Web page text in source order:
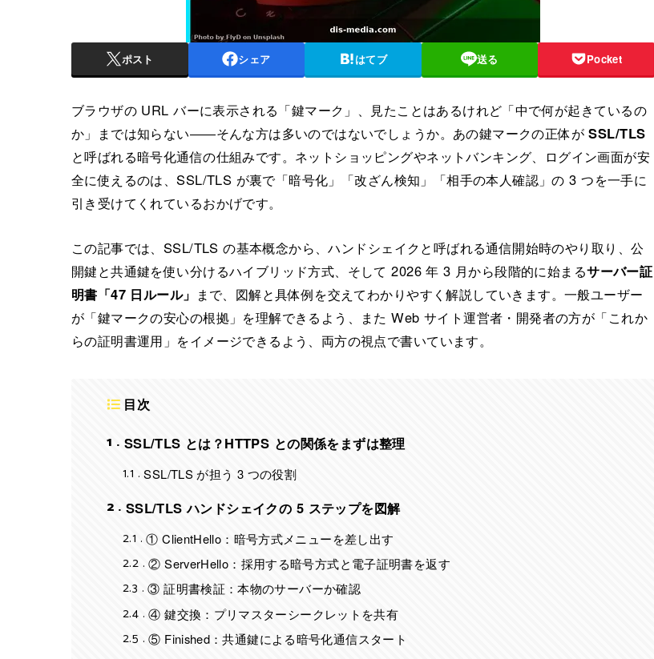
ポスト シェア はてブ 送る Pocket
ブラウザの URL バーに表示される「鍵マーク」、見たことはあるけれど「中で何が起きているの
か」までは知らない――そんな方は多いのではないでしょうか。あの鍵マークの正体がSSL/TLS
と呼ばれる暗号化通信の仕組みです。ネットショッピングやネットバンキング、ログイン画面が安
全に使えるのは、SSL/TLS が裏で「暗号化」「改ざん検知」「相手の本人確認」の 3 つを一手に
引き受けてくれているおかげです。
この記事では、SSL/TLS の基本概念から、ハンドシェイクと呼ばれる通信開始時のやり取り、公
開鍵と共通鍵を使い分けるハイブリッド方式、そして 2026 年 3 月から段階的に始まるサーバー証
明書「47 日ルール」 まで、図解と具体例を交えてわかりやすく解説していきます。一般ユーザー
が「鍵マークの安心の根拠」を理解できるよう、また Web サイト運営者・開発者の方が「これか
らの証明書運用」をイメージできるよう、両方の視点で書いています。
目次
1
SSL/TLS とは？HTTPS との関係をまずは整理
1.1
SSL/TLS が担う 3 つの役割
2
SSL/TLS ハンドシェイクの 5 ステップを図解
2.1
① ClientHello：暗号方式メニューを差し出す
2.2 ② ServerHello：採用する暗号方式と電子証明書を返す
2.3 ③ 証明書検証：本物のサーバーか確認
2.4 ④ 鍵交換：プリマスターシークレットを共有
2.5 ⑤ Finished：共通鍵による暗号化通信スタート